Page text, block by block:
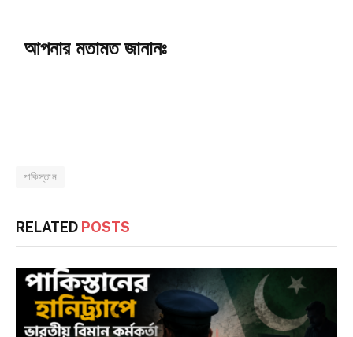
আপনার মতামত জানানঃ
পাকিস্তান
RELATED POSTS